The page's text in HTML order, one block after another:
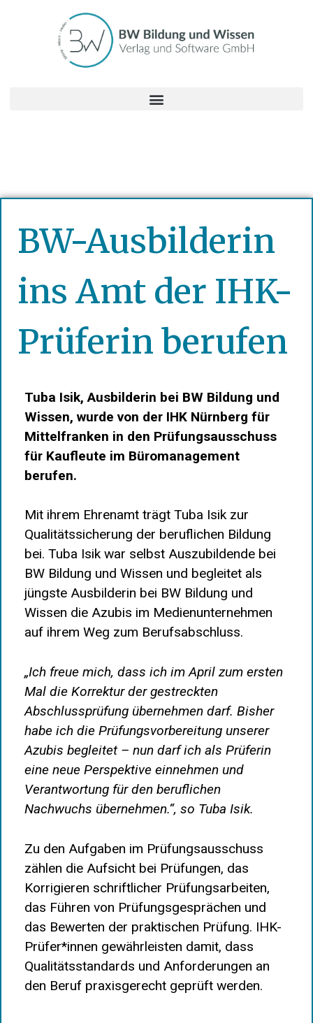
BW-Ausbilderin
ins Amt der IHK-
Prüferin berufen
Tuba Isik, Ausbilderin bei BW Bildung und
Wissen, wurde von der IHK Nürnberg für
Mittelfranken in den Prüfungsausschuss
für Kaufleute im Büromanagement
berufen.
Mit ihrem Ehrenamt trägt Tuba Isik zur
Qualitätssicherung der beruflichen Bildung
bei. Tuba Isik war selbst Auszubildende bei
BW Bildung und Wissen und begleitet als
jüngste Ausbilderin bei BW Bildung und
Wissen die Azubis im Medienunternehmen
auf ihrem Weg zum Berufsabschluss.
„Ich freue mich, dass ich im April zum ersten
Mal die Korrektur der gestreckten
Abschlussprüfung übernehmen darf. Bisher
habe ich die Prüfungsvorbereitung unserer
Azubis begleitet – nun darf ich als Prüferin
eine neue Perspektive einnehmen und
Verantwortung für den beruflichen
Nachwuchs übernehmen.“, so Tuba Isik.
Zu den Aufgaben im Prüfungsausschuss
zählen die Aufsicht bei Prüfungen, das
Korrigieren schriftlicher Prüfungsarbeiten,
das Führen von Prüfungsgesprächen und
das Bewerten der praktischen Prüfung. IHK-
Prüfer*innen gewährleisten damit, dass
Qualitätsstandards und Anforderungen an
den Beruf praxisgerecht geprüft werden.